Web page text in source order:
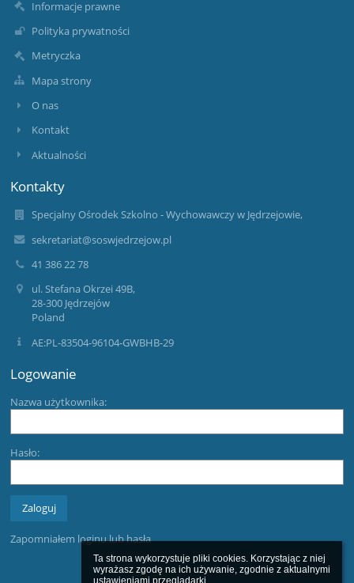
Ta strona wykorzystuje pliki cookies. Korzystając z niej
wyrażasz zgodę na ich używanie, zgodnie z aktualnymi
ustawieniami przeglądarki.
Informacje prawne
Polityka prywatności
Metryczka
Mapa strony
O nas
Kontakt
Aktualności
Kontakty
Specjalny Ośrodek Szkolno - Wychowawczy w Jędrzejowie,
sekretariat@soswjedrzejow.pl
41 386 22 78
ul. Stefana Okrzei 49B,
28-300 Jędrzejów
Poland
AE:PL-83504-96104-GWBHB-29
Logowanie
Nazwa użytkownika:
Hasło:
Zapomniałem loginu lub hasła